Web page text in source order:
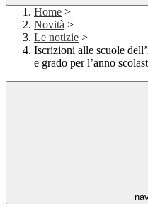
Home >
Novità >
Le notizie >
Iscrizioni alle scuole
e grado per l’anno